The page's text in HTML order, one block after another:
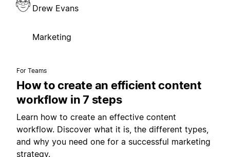
Drew Evans
Marketing
For Teams
How to create an efficient content
workflow in 7 steps
Learn how to create an effective content
workflow. Discover what it is, the different types,
and why you need one for a successful marketing
strategy.